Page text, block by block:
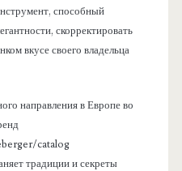
способный
скорректировать
вкусе своего владельца
направления в Европе во
catalog
традиции и секреты